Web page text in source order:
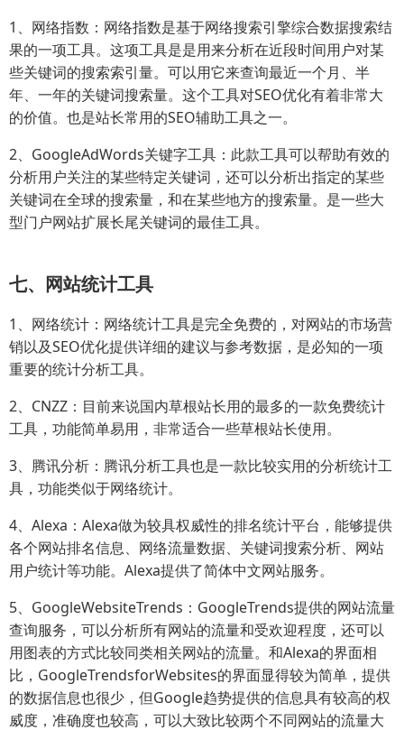
1、网络指数：网络指数是基于网络搜索引擎综合数据搜索结
果的一项工具。这项工具是是用来分析在近段时间用户对某
些关键词的搜索索引量。可以用它来查询最近一个月、半
年、一年的关键词搜索量。这个工具对SEO优化有着非常大
的价值。也是站长常用的SEO辅助工具之一。
2、GoogleAdWords关键字工具：此款工具可以帮助有效的
分析用户关注的某些特定关键词，还可以分析出指定的某些
关键词在全球的搜索量，和在某些地方的搜索量。是一些大
型门户网站扩展长尾关键词的最佳工具。
七、网站统计工具
1、网络统计：网络统计工具是完全免费的，对网站的市场营
销以及SEO优化提供详细的建议与参考数据，是必知的一项
重要的统计分析工具。
2、CNZZ：目前来说国内草根站长用的最多的一款免费统计
工具，功能简单易用，非常适合一些草根站长使用。
3、腾讯分析：腾讯分析工具也是一款比较实用的分析统计工
具，功能类似于网络统计。
4、Alexa：Alexa做为较具权威性的排名统计平台，能够提供
各个网站排名信息、网络流量数据、关键词搜索分析、网站
用户统计等功能。Alexa提供了简体中文网站服务。
5、GoogleWebsiteTrends：GoogleTrends提供的网站流量
查询服务，可以分析所有网站的流量和受欢迎程度，还可以
用图表的方式比较同类相关网站的流量。和Alexa的界面相
比，GoogleTrendsforWebsites的界面显得较为简单，提供
的数据信息也很少，但Google趋势提供的信息具有较高的权
威度，准确度也较高，可以大致比较两个不同网站的流量大